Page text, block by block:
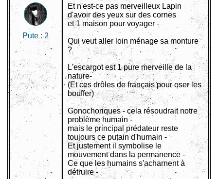
Pute :2
Et n'est-ce pas merveilleux Lapin
d'avoir des yeux sur des cornes
et 1 maison pour voyager -
Qui veut aller loin ménage sa monture
?
L'escargot est 1 pure merveille de la
nature-
(Et ces drôles de français pour oser les
bouffer)
Gonochoriques - cela résoudrait notre
problème humain -
mais le principal prédateur reste
toujours ce putain d'humain -
Et justement il symbolise le
mouvement dans la permanence -
Ce que les humains s'acharnent à
détruire -